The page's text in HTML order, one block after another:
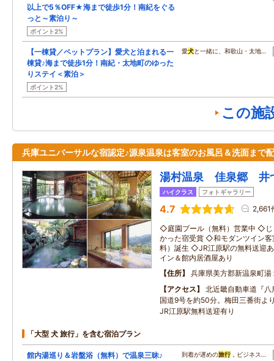
以上で5％OFF★海まで徒歩1分！南紀をぐる
っと～素泊り～
ポイント2%
【一棟貸／ペットプラン】愛犬と泊まれる一
棟貸♪海まで徒歩1分！南紀・太地町のゆった
りステイ＜素泊＞
ポイント2%
愛犬と一緒に、和歌山・太地…
この施
兵庫ユニバーサルな宿認定♪源泉温泉は客室のお風呂＆洗面まで
湯村温泉 佳泉郷 井
ハイクラス フォトギャラリー
4.7 2,661
◇庭園プール（無料）営業中 ◇じ
かった宿受賞 ◇和モダンツイン
料）誕生 ◇JR江原駅の無料送迎
イン＆館内居酒屋あり
住所
兵庫県美方郡新温泉町湯
アクセス
北近畿自動車道『
国道9号を約50分。梅田三番街よ
JR江原駅無料送迎有り
「大型 犬 旅行」を含む宿泊プラン
館内湯巡り＆岩盤浴（無料）で温泉三昧♪
到着が遅めの旅行，ビジネス…